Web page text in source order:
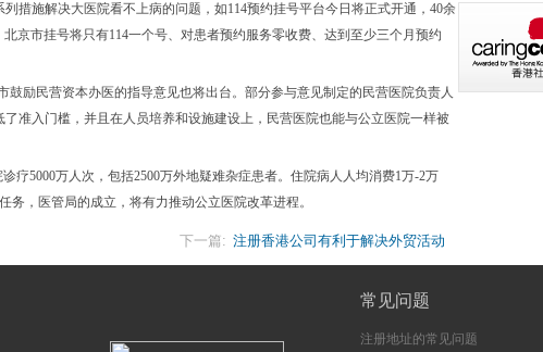
措施解决大医院看不上病的问题，如114预约挂号平台今日将正式开通，40余
京市挂号将只有114一个号、对患者预约服务零收费、达到至少三个月预约
励民营资本办医的指导意见也将出台。部分参与意见制定的民营医院负责人
准入门槛，并且在人员培养和设施建设上，民营医院也能与公立医院一样被
疗5000万人次，包括2500万外地疑难杂症患者。住院病人人均消费1万-2万
，医管局的成立，将有力推动公立医院改革进程。
下一篇: 注册香港公司有利于解决外贸活动
常见问题
注册地址的常见问题